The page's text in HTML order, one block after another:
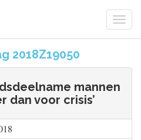
2018Z19050
mannen
dan voor crisis’